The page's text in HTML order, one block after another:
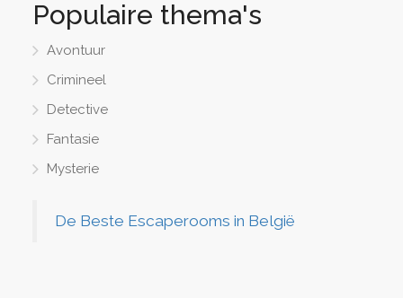
Populaire thema's
Avontuur
Crimineel
Detective
Fantasie
Mysterie
De Beste Escaperooms in België